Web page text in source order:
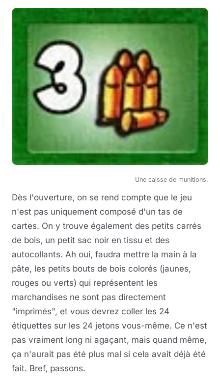
Une caisse de munitions.
Dès l'ouverture, on se rend compte que le jeu
n'est pas uniquement composé d'un tas de
cartes. On y trouve également des petits carrés
de bois, un petit sac noir en tissu et des
autocollants. Ah oui, faudra mettre la main à la
pâte, les petits bouts de bois colorés (jaunes,
rouges ou verts) qui représentent les
marchandises ne sont pas directement
"imprimés", et vous devrez coller les 24
étiquettes sur les 24 jetons vous-même. Ce n'est
pas vraiment long ni agaçant, mais quand même,
ça n'aurait pas été plus mal si cela avait déjà été
fait. Bref, passons.